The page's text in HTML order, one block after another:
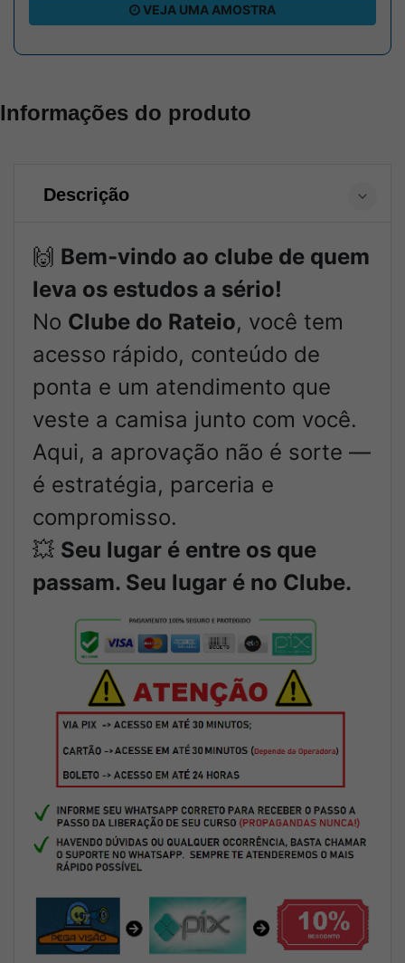
VEJA UMA AMOSTRA
Informações do produto
Descrição
🙌 Bem-vindo ao clube de quem
leva os estudos a sério!
No Clube do Rateio, você tem
acesso rápido, conteúdo de
ponta e um atendimento que
veste a camisa junto com você.
Aqui, a aprovação não é sorte —
é estratégia, parceria e
compromisso.
💥 Seu lugar é entre os que
passam. Seu lugar é no Clube.